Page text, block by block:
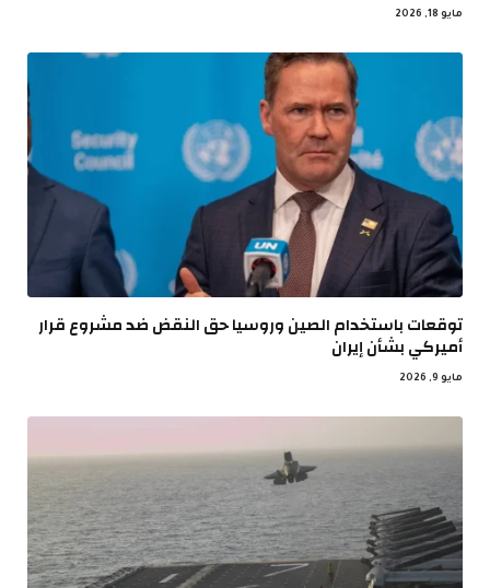
مايو 18, 2026
توقعات باستخدام الصين وروسيا حق النقض ضد مشروع قرار
أميركي بشأن إيران
مايو 9, 2026